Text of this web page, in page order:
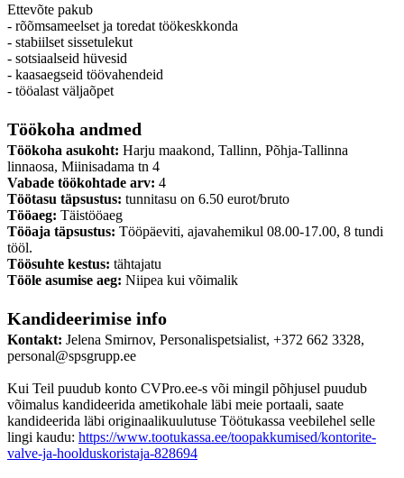
Ettevõte pakub
- rõõmsameelset ja toredat töökeskkonda
- stabiilset sissetulekut
- sotsiaalseid hüvesid
- kaasaegseid töövahendeid
- tööalast väljaõpet
Töökoha andmed
Töökoha asukoht: Harju maakond, Tallinn, Põhja-Tallinna
linnaosa, Miinisadama tn 4
Vabade töökohtade arv: 4
Töötasu täpsustus: tunnitasu on 6.50 eurot/bruto
Tööaeg: Täistööaeg
Tööaja täpsustus: Tööpäeviti, ajavahemikul 08.00-17.00, 8 tundi
tööl.
Töösuhte kestus: tähtajatu
Tööle asumise aeg: Niipea kui võimalik
Kandideerimise info
Kontakt: Jelena Smirnov, Personalispetsialist, +372 662 3328,
personal@spsgrupp.ee
Kui Teil puudub konto CVPro.ee-s või mingil põhjusel puudub
võimalus kandideerida ametikohale läbi meie portaali, saate
kandideerida läbi originaalikuulutuse Töötukassa veebilehel selle
lingi kaudu: https://www.tootukassa.ee/toopakkumised/kontorite-
valve-ja-hoolduskoristaja-828694